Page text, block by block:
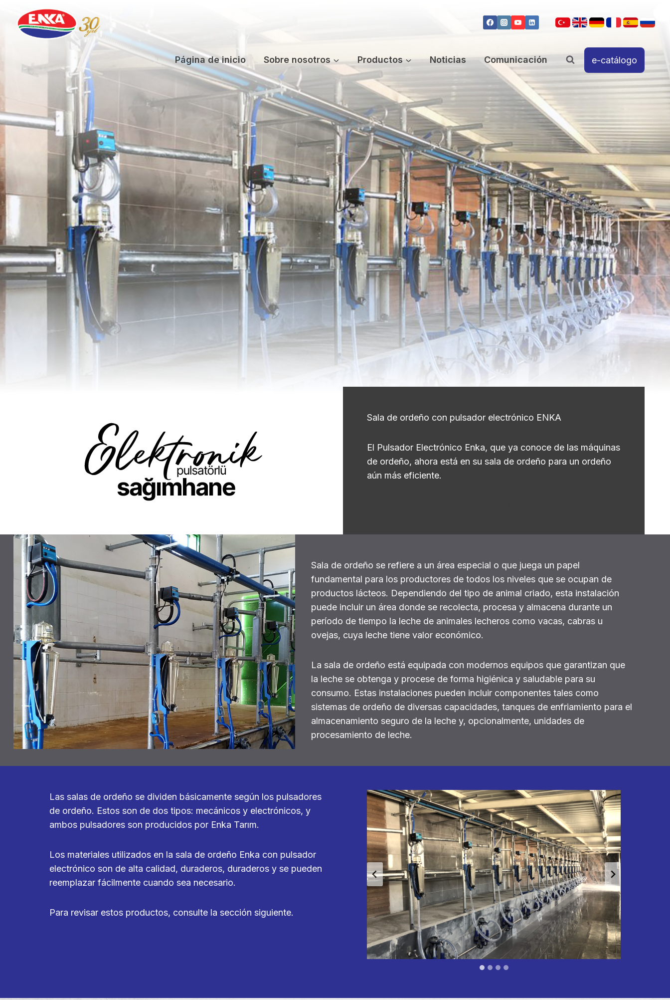
contenido
Página de inicio Sobre nosotros Productos Noticias Comunicación e-catálogo
Sala de ordeño con pulsador electrónico ENKA
El Pulsador Electrónico Enka, que ya conoce de las máquinas
de ordeño, ahora está en su sala de ordeño para un ordeño
aún más eficiente.
Sala de ordeño se refiere a un área especial o que juega un papel
fundamental para los productores de todos los niveles que se ocupan de
productos lácteos. Dependiendo del tipo de animal criado, esta instalación
puede incluir un área donde se recolecta, procesa y almacena durante un
período de tiempo la leche de animales lecheros como vacas, cabras u
ovejas, cuya leche tiene valor económico.
La sala de ordeño está equipada con modernos equipos que garantizan que
la leche se obtenga y procese de forma higiénica y saludable para su
consumo. Estas instalaciones pueden incluir componentes tales como
sistemas de ordeño de diversas capacidades, tanques de enfriamiento para el
almacenamiento seguro de la leche y, opcionalmente, unidades de
procesamiento de leche.
Las salas de ordeño se dividen básicamente según los pulsadores
de ordeño. Estos son de dos tipos: mecánicos y electrónicos, y
ambos pulsadores son producidos por Enka Tarım.
Los materiales utilizados en la sala de ordeño Enka con pulsador
electrónico son de alta calidad, duraderos, duraderos y se pueden
reemplazar fácilmente cuando sea necesario.
Para revisar estos productos, consulte la sección siguiente.